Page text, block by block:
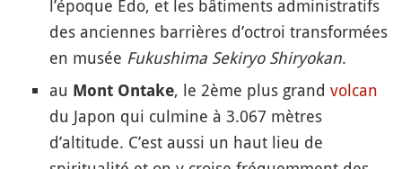
l’époque Edo, et les bâtiments administratifs
des anciennes barrières d’octroi transformées
en musée Fukushima Sekiryo Shiryokan.
au Mont Ontake, le 2ème plus grand volcan
du Japon qui culmine à 3.067 mètres
d’altitude. C’est aussi un haut lieu de